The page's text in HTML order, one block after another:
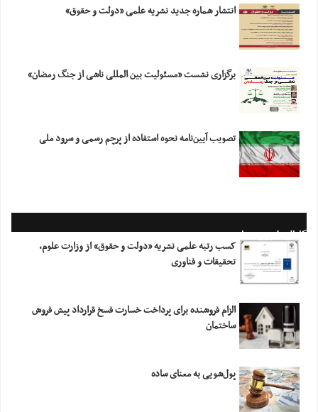
انتشار شماره جدید نشریه علمی «دولت و حقوق»
برگزاری نشست «مسئولیت بین المللی ناشی از جنگ رمضان»
تصویب آیین‌نامه نحوه استفاده از پرچم رسمی و سرود ملی
کانال خبری معاونت
کسب رتبه علمی نشریه «دولت و حقوق» از وزارت علوم،
تحقیقات و فناوری
الزام فروشنده برای پرداخت خسارت فسخ قرارداد پیش فروش
ساختمان
پول‌شویی به معنای ساده